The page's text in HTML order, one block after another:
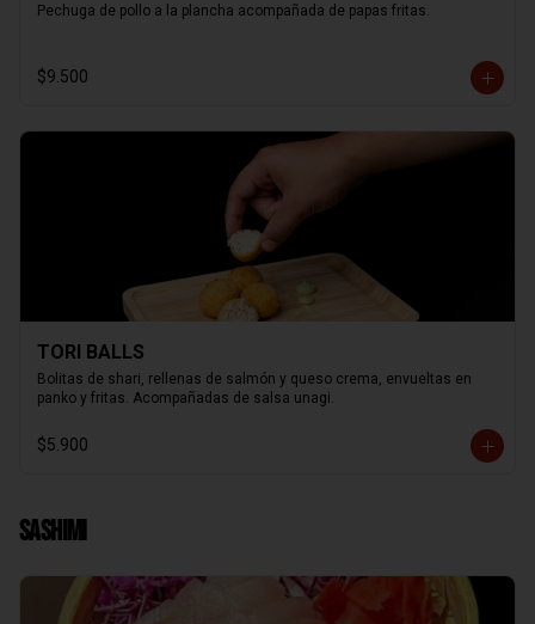
Pechuga de pollo a la plancha acompañada de papas fritas.
$9.500
TORI BALLS
Bolitas de shari, rellenas de salmón y queso crema, envueltas en
panko y fritas. Acompañadas de salsa unagi.
$5.900
Sashimi